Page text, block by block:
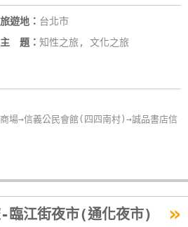
旅遊地： 台北市
主 題： 知性之旅, 文化之旅
場→信義公民會館(四四南村)→誠品書店信
臨江街夜市(通化夜市) »